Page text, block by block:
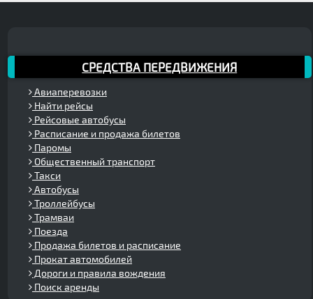
СРЕДСТВА ПЕРЕДВИЖЕНИЯ
Авиаперевозки
Найти рейсы
Рейсовые автобусы
Расписание и продажа билетов
Паромы
Общественный транспорт
Такси
Автобусы
Троллейбусы
Трамваи
Поезда
Продажа билетов и расписание
Прокат автомобилей
Дороги и правила вождения
Поиск аренды